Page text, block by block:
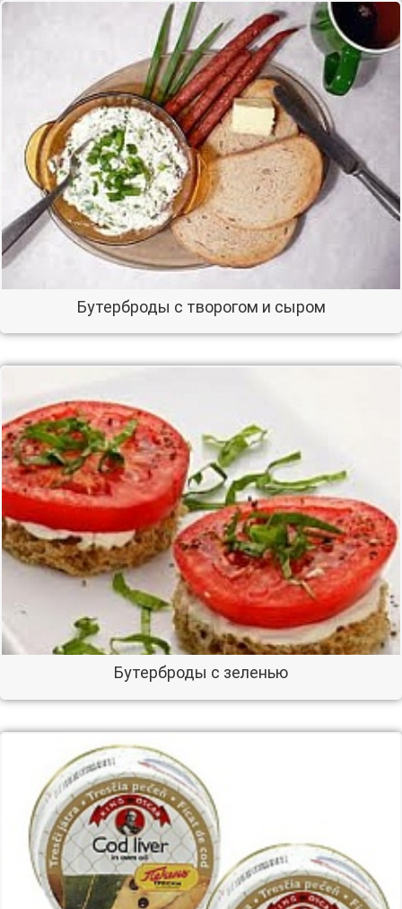
Бутерброды с творогом и сыром
Бутерброды с зеленью